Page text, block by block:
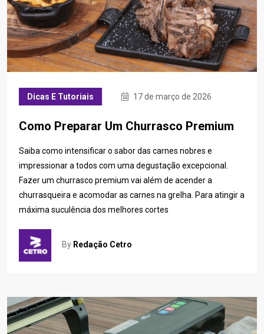
Dicas E Tutoriais 17 de março de 2026
Como Preparar Um Churrasco Premium
Saiba como intensificar o sabor das carnes nobres e
impressionar a todos com uma degustação excepcional.
Fazer um churrasco premium vai além de acender a
churrasqueira e acomodar as carnes na grelha. Para atingir a
máxima suculência dos melhores cortes
By Redação Cetro